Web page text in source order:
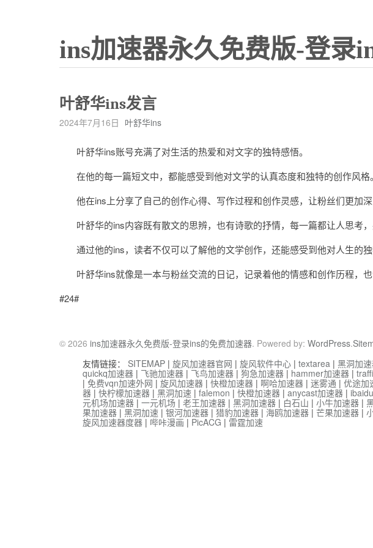
ins加速器永久免费版-登录
叶舒华ins发言
2024年7月16日 叶舒华ins
叶舒华ins账号充满了对生活的热爱和对文字的独特感悟。
在他的每一篇短文中，都能感受到他对文学的认真态度和独特的创作风格。
他在ins上分享了自己的创作心得、写作过程和创作灵感，让粉丝们更加深
叶舒华的ins内容既有散文的思辨，也有诗歌的抒情，每一篇都让人思考，
通过他的ins，读者不仅可以了解他的文学创作，还能感受到他对人生的独
叶舒华ins就像是一本与粉丝交流的日记，记录着他的情感和创作历程，也
#24#
© 2026 ins加速器永久免费版-登录ins的免费加速器. Powered by: WordPress.
友情链接： SITEMAP | 旋风加速器官网 | 旋风软件中心 | textarea | 黑洞加
quickq加速器 | 飞驰加速器 | 飞鸟加速器 | 狗急加速器 | hammer加速器 |
| 免费vqn加速外网 | 旋风加速器 | 快橙加速器 | 啊哈加速器 | 迷雾通 | 优途加
器 | 快柠檬加速器 | 黑洞加速 | falemon | 快橙加速器 | anycast加速器 | ibaidu
元机场加速器 | 一元机场 | 老王加速器 | 黑洞加速器 | 白石山 | 小牛加速器 |
果加速器 | 黑洞加速 | 银河加速器 | 猎豹加速器 | 海鸥加速器 | 芒果加速器 |
旋风加速器度器 | 哔咔漫画 | PicACG | 雷霆加速